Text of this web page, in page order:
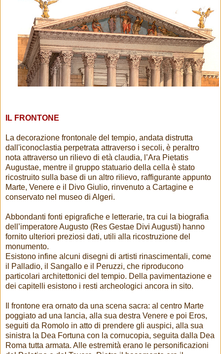
IL FRONTONE
La decorazione frontonale del tempio, andata distrutta
dall'iconoclastia perpetrata attraverso i secoli, è peraltro
nota attraverso un rilievo di età claudia, l’Ara Pietatis
Augustae, mentre il gruppo statuario della cella è stato
ricostruito sulla base di un altro rilievo, raffigurante appunto
Marte, Venere e il Divo Giulio, rinvenuto a Cartagine e
conservato nel museo di Algeri.
Abbondanti fonti epigrafiche e letterarie, tra cui la biografia
dell’imperatore Augusto (Res Gestae Divi Augusti) hanno
fornito ulteriori preziosi dati, utili alla ricostruzione del
monumento.
Esistono infine alcuni disegni di artisti rinascimentali, come
il Palladio, il Sangallo e il Peruzzi, che riproducono
particolari architettonici del tempio. Della pavimentazione e
dei capitelli esistono i resti archeologici ancora in sito.
Il frontone era ornato da una scena sacra: al centro Marte
poggiato ad una lancia, alla sua destra Venere e poi Eros,
seguiti da Romolo in atto di prendere gli auspici, alla sua
sinistra la Dea Fortuna con la cornucopia, seguita dalla Dea
Roma tutta armata. Alle estremità erano le personificazioni